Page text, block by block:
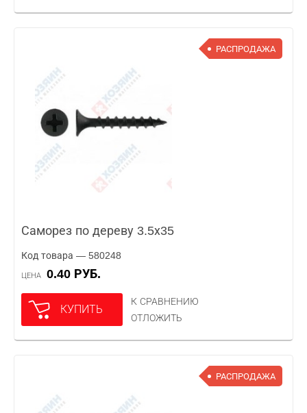
РАСПРОДАЖА
Саморез по дереву 3.5х35
Код товара — 580248
ЦЕНА 0.40 РУБ.
КУПИТЬ
К СРАВНЕНИЮ
ОТЛОЖИТЬ
РАСПРОДАЖА